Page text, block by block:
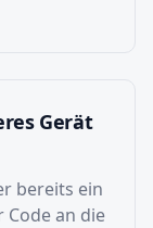
Gerät
bereits ein
Code an die